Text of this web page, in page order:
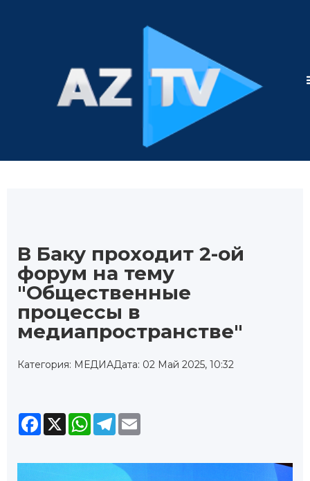
В Баку проходит 2-ой
форум на тему
"Общественные
процессы в
медиапространстве"
Категория: МЕДИАДата: 02 Май 2025, 10:32
Facebook
X WhatsApp
Telegram